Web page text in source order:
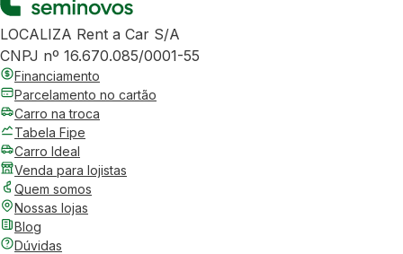
LOCALIZA Rent a Car S/A
CNPJ nº 16.670.085/0001-55
Financiamento
Parcelamento no cartão
Carro na troca
Tabela Fipe
Carro Ideal
Venda para lojistas
Quem somos
Nossas lojas
Blog
Dúvidas